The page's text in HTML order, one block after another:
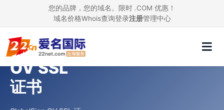
您的品牌，您的域名。限时 .COM 优惠！
域名价格Whois查询登录注册管理中心
GlobalSign
OV SSL
证书